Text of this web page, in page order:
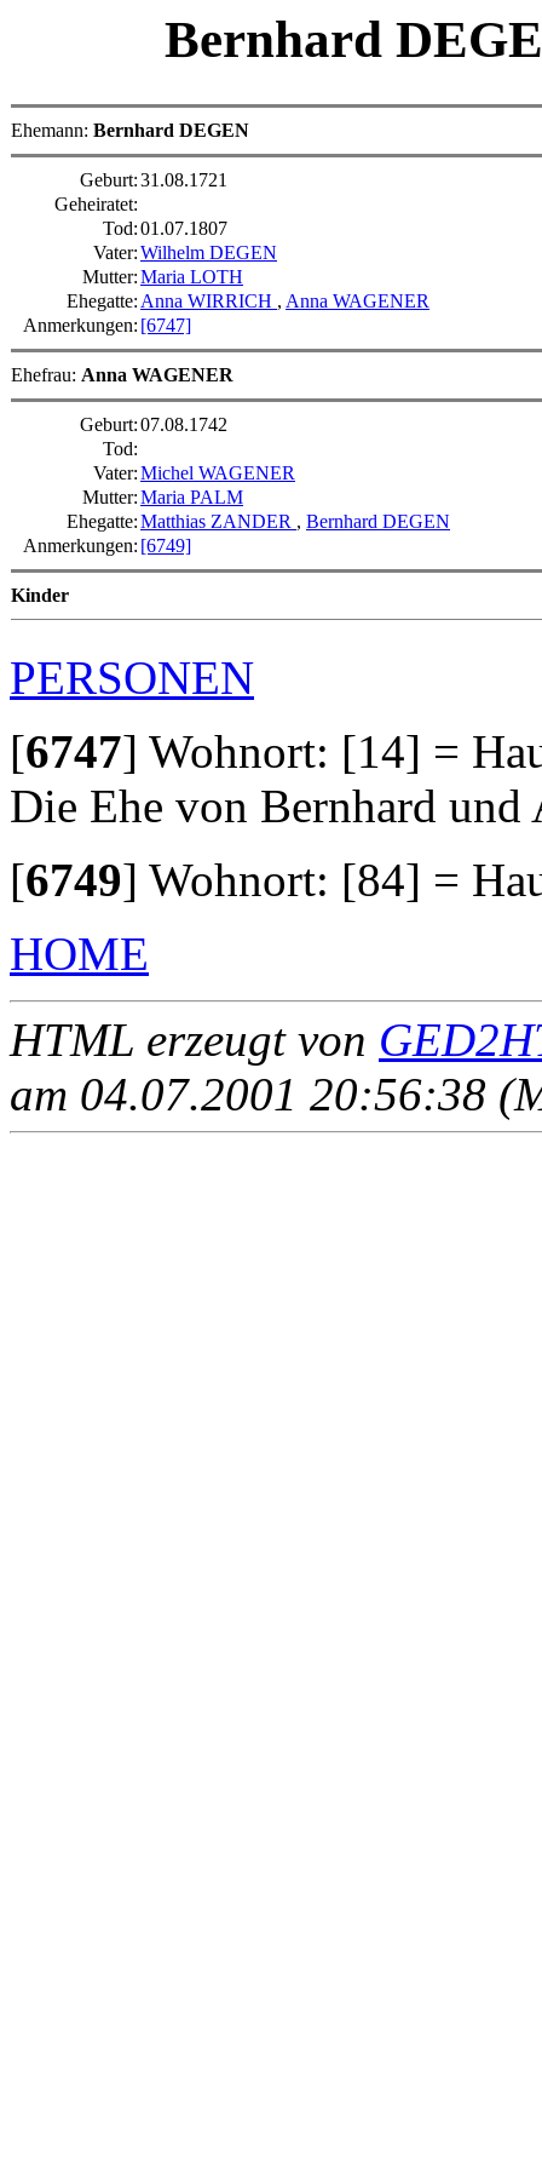
Bernhard
Ehemann: Bernhard DEGEN
Geburt:31.08.1721
Geheiratet:
Tod:01.07.1807
Vater:Wilhelm DEGEN
Mutter:Maria LOTH
Ehegatte: Anna WIRRICH , Anna WAGENER
Anmerkungen: [6747]
Ehefrau: Anna WAGENER
Geburt:07.08.1742
Tod:
Vater:Michel WAGENER
Mutter:Maria PALM
Ehegatte:Matthias ZANDER , Bernhard DEGEN
Anmerkungen: [6749]
Kinder
PERSONEN
[6747] Wohnort: [14] =
Die Ehe von Bernhard
[6749] Wohnort: [84] =
HOME
HTML erzeugt von
am 04.07.2001 20:56:38